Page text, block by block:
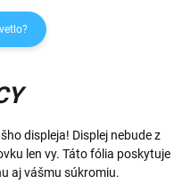
displeja! Displej nebude z
len vy. Táto fólia poskytuje
aj vášmu súkromiu.